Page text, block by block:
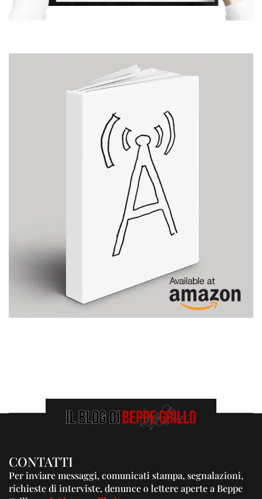
CONTATTI
Per inviare messaggi, comunicati stampa, segnalazioni,
richieste di interviste, denunce o lettere aperte a Beppe